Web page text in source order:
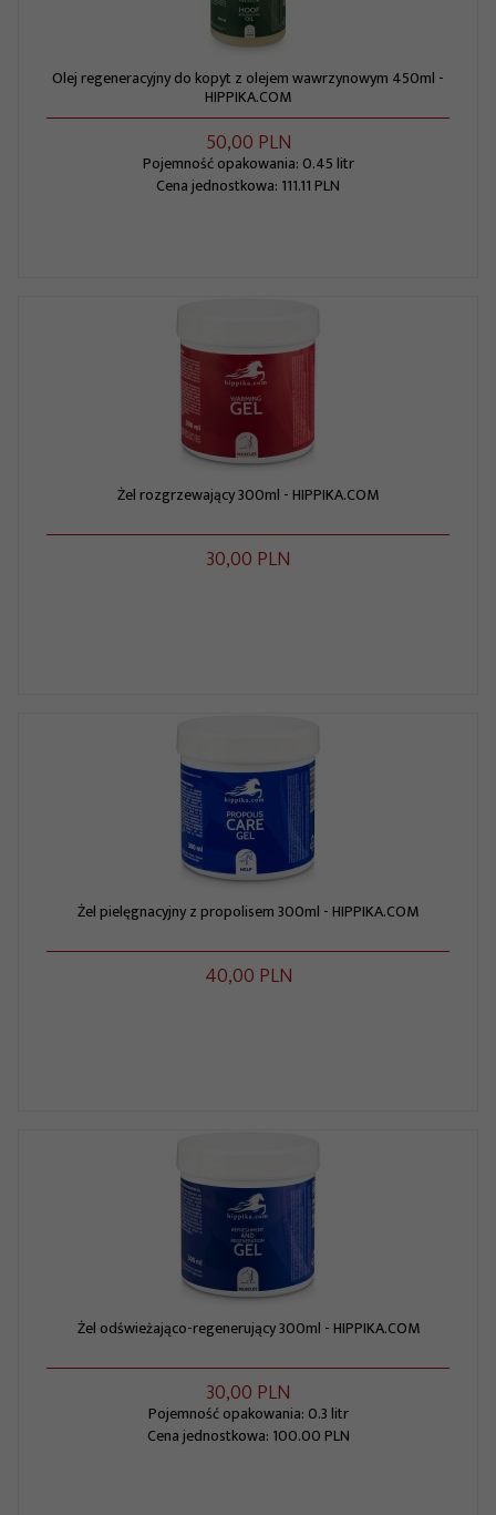
Olej regeneracyjny do kopyt z olejem wawrzynowym 450ml -
HIPPIKA.COM
50,00 PLN
Pojemność opakowania: 0.45 litr
Cena jednostkowa: 111.11 PLN
Żel rozgrzewający 300ml - HIPPIKA.COM
30,00 PLN
Żel pielęgnacyjny z propolisem 300ml - HIPPIKA.COM
40,00 PLN
Żel odświeżająco-regenerujący 300ml - HIPPIKA.COM
30,00 PLN
Pojemność opakowania: 0.3 litr
Cena jednostkowa: 100.00 PLN